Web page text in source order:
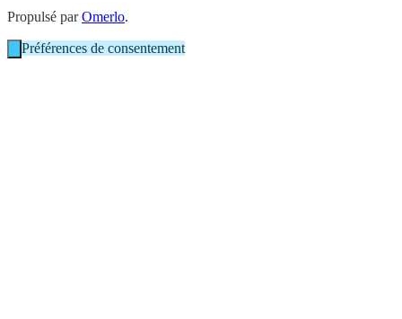
Propulsé parOmerlo.
Préférences de consentement